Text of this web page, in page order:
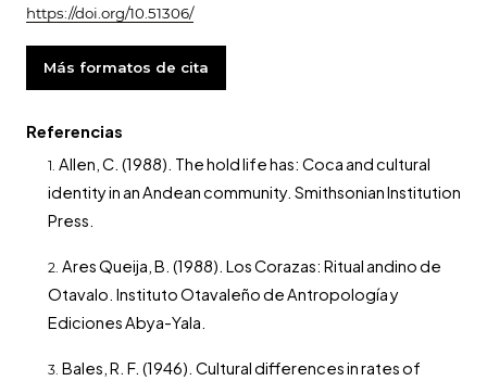
https://doi.org/10.51306/
Más formatos de cita
Referencias
Allen, C. (1988). The hold life has: Coca and cultural
identity in an Andean community. Smithsonian Institution
Press.
Ares Queija, B. (1988). Los Corazas: Ritual andino de
Otavalo. Instituto Otavaleño de Antropología y
Ediciones Abya-Yala.
Bales, R. F. (1946). Cultural differences in rates of